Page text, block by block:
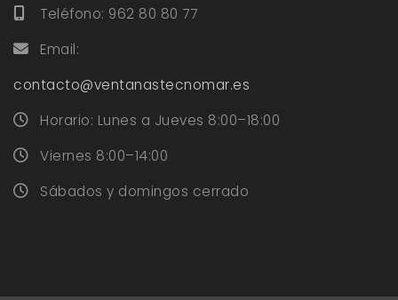
Teléfono: 962 80 80 77
Email:
contacto@ventanastecnomar.es
Horario: Lunes a Jueves 8:00–18:00
Viernes 8:00–14:00
Sábados y domingos cerrado